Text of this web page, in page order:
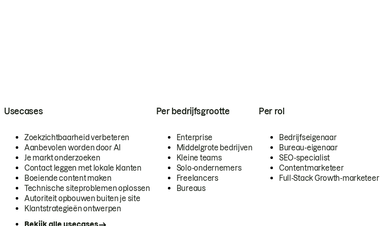
Usecases
Zoekzichtbaarheid verbeteren
Aanbevolen worden door AI
Je markt onderzoeken
Contact leggen met lokale klanten
Boeiende content maken
Technische siteproblemen oplossen
Autoriteit opbouwen buiten je site
Klantstrategieën ontwerpen
Per bedrijfsgrootte
Enterprise
Middelgrote bedrijven
Kleine teams
Solo-ondernemers
Freelancers
Bureaus
Per rol
Bedrijfseigenaar
Bureau-eigenaar
SEO-specialist
Contentmarketeer
Full-Stack Growth-marketeer